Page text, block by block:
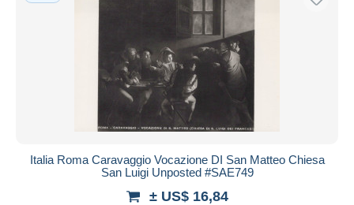
Italia Roma Caravaggio Vocazione DI San Matteo Chiesa
San Luigi Unposted #SAE749
± US$ 16,84